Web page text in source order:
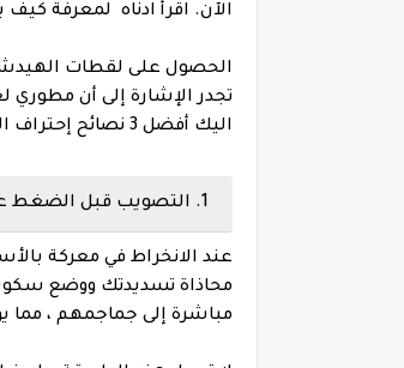
الآن. اقرأ ادناه لمعرفة
اليك أفضل 3 نصائح إحتراف الهيدشوت فري فاير التحديث الأخير 2025 :
1. التصويب قبل الضغط على زر اطلاق النار :
محاذاة تسديدتك ووضع
مباشرة إلى جماجمهم ، مما